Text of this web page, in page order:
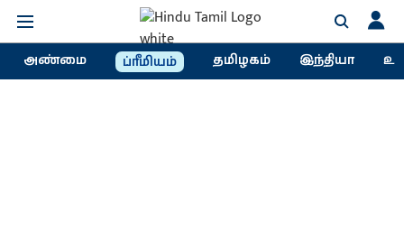
அண்மை ப்ரீமியம் தமிழகம் இந்தியா